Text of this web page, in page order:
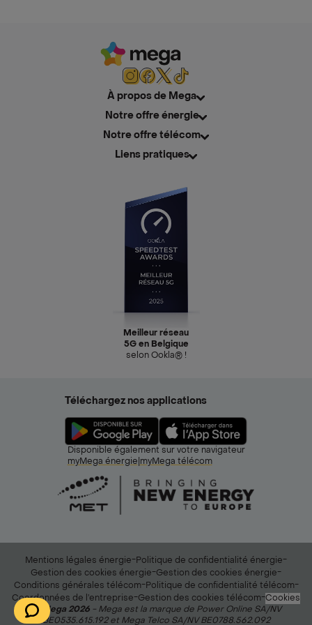
À propos de Mega
Notre offre énergie
Notre offre télécom
Liens pratiques
Meilleur réseau
5G en Belgique
selon Ookla® !
Téléchargez nos applications
Disponible également sur votre navigateur
myMega énergie myMega télécom
Mentions légales énergie-Politique de confidentialité énergie-
Gestion des cookies énergie-Gestion des cookies énergie-
Conditions générales télécom-Politique de confidentialité télécom-
Coordonnées de l’entreprise-Gestion des cookies télécom-Cookies
© Mega 2026- Mega est la marque de Power Online SA/NV
BE0535.615.192 et Mega Telco SA/NV BE0788.562.092